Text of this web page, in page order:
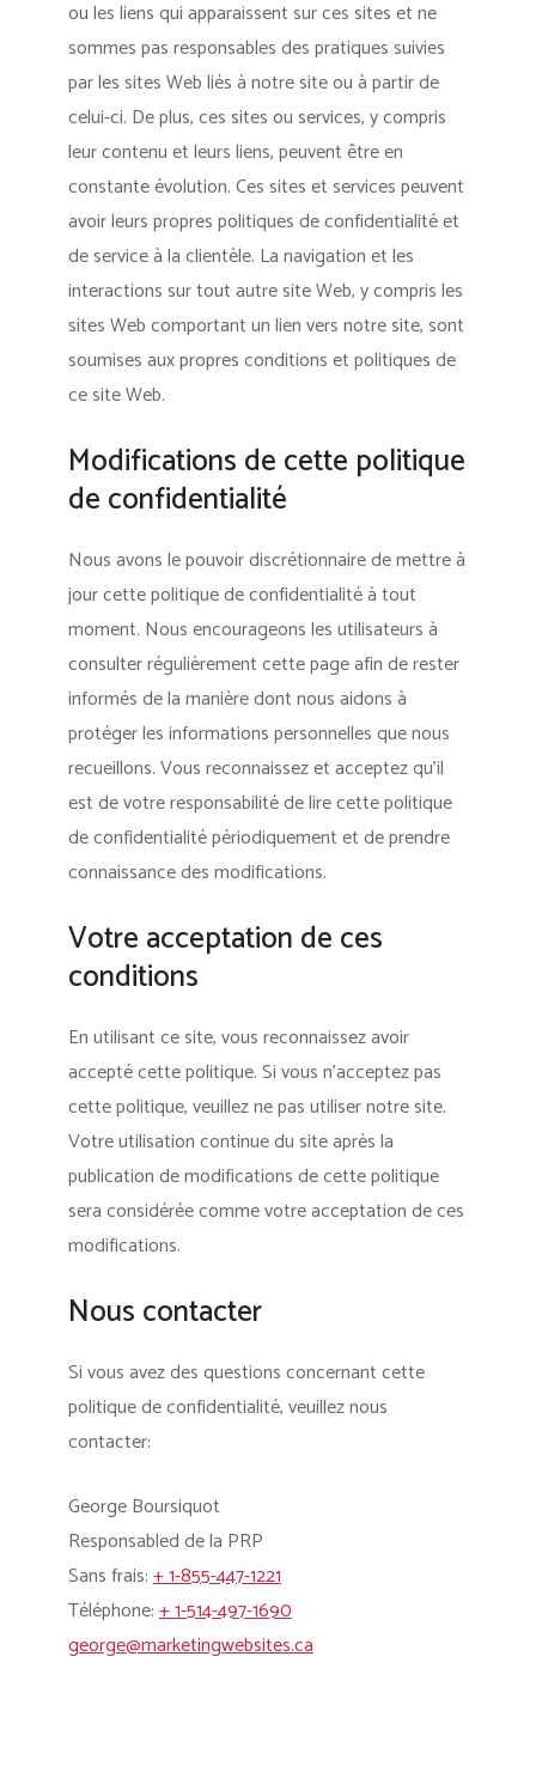
ou les liens qui apparaissent sur ces sites et ne
sommes pas responsables des pratiques suivies
par les sites Web liés à notre site ou à partir de
celui-ci. De plus, ces sites ou services, y compris
leur contenu et leurs liens, peuvent être en
constante évolution. Ces sites et services peuvent
avoir leurs propres politiques de confidentialité et
de service à la clientèle. La navigation et les
interactions sur tout autre site Web, y compris les
sites Web comportant un lien vers notre site, sont
soumises aux propres conditions et politiques de
ce site Web.
Modifications de cette politique
de confidentialité
Nous avons le pouvoir discrétionnaire de mettre à
jour cette politique de confidentialité à tout
moment. Nous encourageons les utilisateurs à
consulter régulièrement cette page afin de rester
informés de la manière dont nous aidons à
protéger les informations personnelles que nous
recueillons. Vous reconnaissez et acceptez qu’il
est de votre responsabilité de lire cette politique
de confidentialité périodiquement et de prendre
connaissance des modifications.
Votre acceptation de ces
conditions
En utilisant ce site, vous reconnaissez avoir
accepté cette politique. Si vous n’acceptez pas
cette politique, veuillez ne pas utiliser notre site.
Votre utilisation continue du site après la
publication de modifications de cette politique
sera considérée comme votre acceptation de ces
modifications.
Nous contacter
Si vous avez des questions concernant cette
politique de confidentialité, veuillez nous
contacter:
George Boursiquot
Responsabled de la PRP
Sans frais:+ 1-855-447-1221
Téléphone:+ 1-514-497-1690
george@marketingwebsites.ca